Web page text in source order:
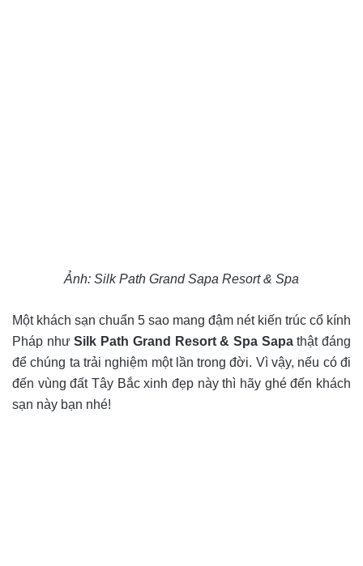
Ảnh: Silk Path Grand Sapa Resort & Spa
Một khách sạn chuẩn 5 sao mang đậm nét kiến trúc cổ kính
Pháp nhưSilk Path Grand Resort & Spa Sapathật đáng
để chúng ta trải nghiệm một lần trong đời. Vì vậy, nếu có đi
đến vùng đất Tây Bắc xinh đẹp này thì hãy ghé đến khách
sạn này bạn nhé!